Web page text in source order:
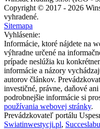
Copyright © 2017 - 2026
vyhradené.
Sitemapa
Vyhlásenie:
Informácie, ktoré nájdete na
výhradne určené na
prípade neslúžia ku
informácie a názory
autorov článkov.
investičné, právne, daňové
podrobnejšie informácie si
používania webovej stránky.
Prevádzkovateľ portálu
Swiatinwestycji.pl,